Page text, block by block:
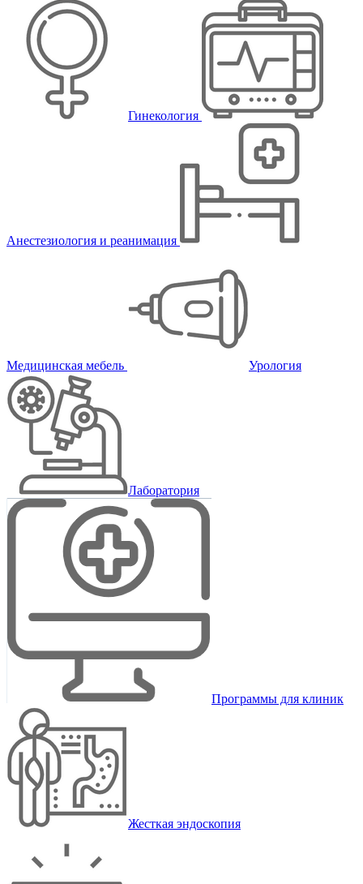
Гинекология
Анестезиология и реанимация
Медицинская мебель Урология
Лаборатория
Программы для клиник
Жесткая эндоскопия